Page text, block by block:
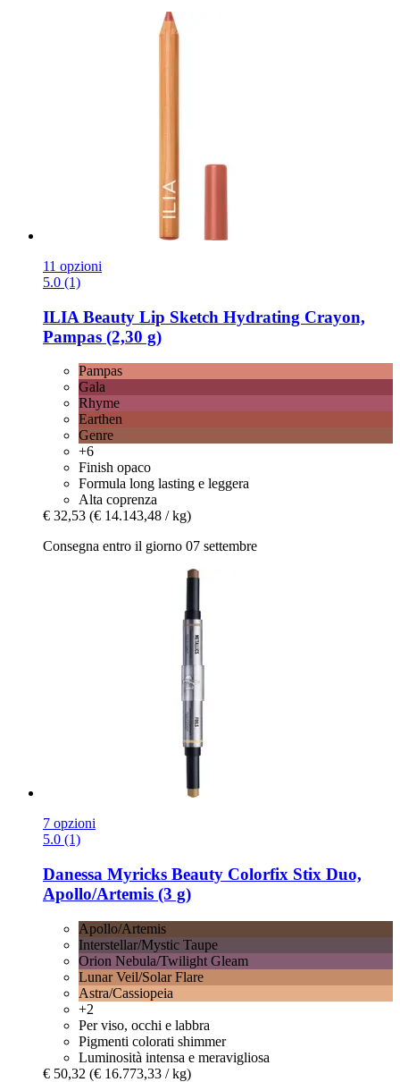
11 opzioni
5.0 (1)
ILIA Beauty Lip Sketch Hydrating Crayon,
Pampas (2,30 g)
Pampas
Gala
Rhyme
Earthen
Genre
+6
Finish opaco
Formula long lasting e leggera
Alta coprenza
€ 32,53 (€ 14.143,48 / kg)
Consegna entro il giorno 07 settembre
7 opzioni
5.0 (1)
Danessa Myricks Beauty Colorfix Stix Duo,
Apollo/Artemis (3 g)
Apollo/Artemis
Interstellar/Mystic Taupe
Orion Nebula/Twilight Gleam
Lunar Veil/Solar Flare
Astra/Cassiopeia
+2
Per viso, occhi e labbra
Pigmenti colorati shimmer
Luminosità intensa e meravigliosa
€ 50,32 (€ 16.773,33 / kg)